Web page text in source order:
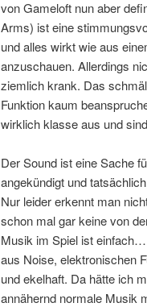
von Gameloft nun aber
Arms) ist eine
und alles wirkt wie aus
anzuschauen. Allerdings
ziemlich krank. Das
Funktion kaum
wirklich klasse aus und
Der Sound ist eine Sache
angekündigt und
Nur leider erkennt man
schon mal gar keine von
Musik im Spiel ist
aus Noise, elektronischen
und ekelhaft. Da hätte ich
annähernd normale Musik